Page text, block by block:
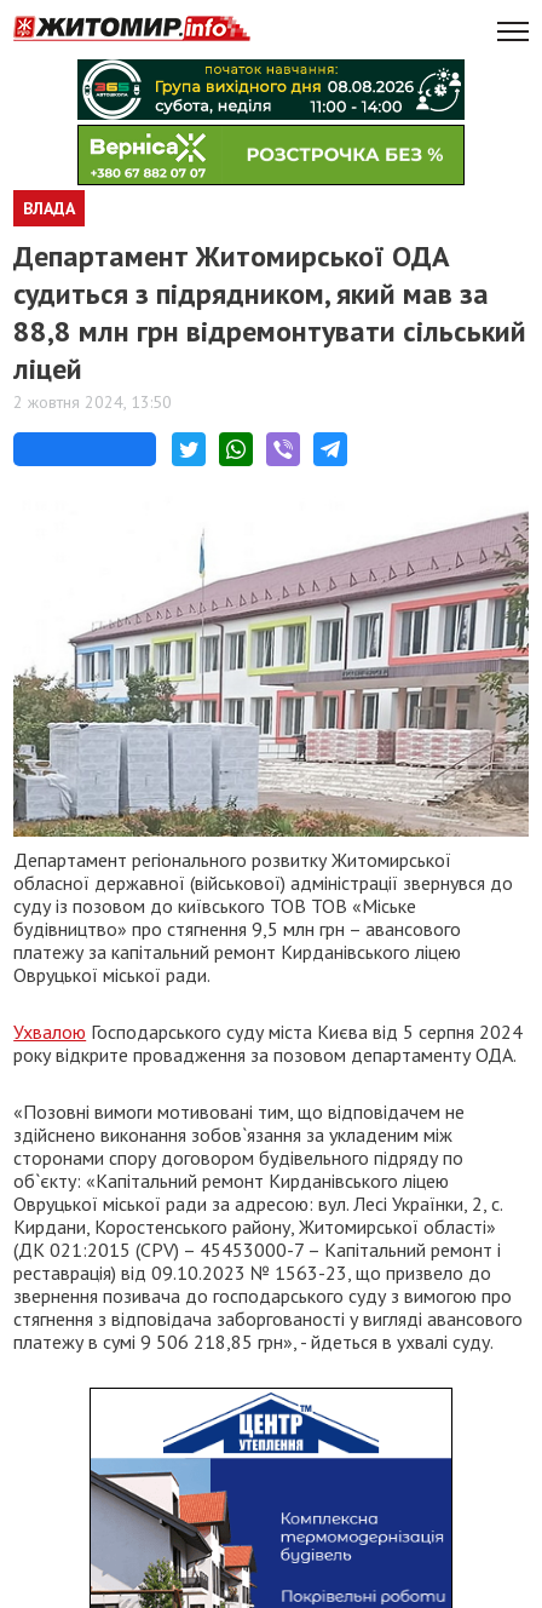
ВЛАДА
Департамент Житомирської ОДА
судиться з підрядником, який мав за
88,8 млн грн відремонтувати сільський
ліцей
2 жовтня 2024, 13:50
Департамент регіонального розвитку Житомирської
обласної державної (військової) адміністрації звернувся до
суду із позовом до київського ТОВ ТОВ «Міське
будівництво» про стягнення 9,5 млн грн – авансового
платежу за капітальний ремонт Кирданівського ліцею
Овруцької міської ради.
Ухвалою Господарського суду міста Києва від 5 серпня 2024
року відкрите провадження за позовом департаменту ОДА.
«Позовні вимоги мотивовані тим, що відповідачем не
здійснено виконання зобов`язання за укладеним між
сторонами спору договором будівельного підряду по
об`єкту: «Капітальний ремонт Кирданівського ліцею
Овруцької міської ради за адресою: вул. Лесі Українки, 2, с.
Кирдани, Коростенського району, Житомирської області»
(ДК 021:2015 (CPV) – 45453000-7 – Капітальний ремонт і
реставрація) від 09.10.2023 № 1563-23, що призвело до
звернення позивача до господарського суду з вимогою про
стягнення з відповідача заборгованості у вигляді авансового
платежу в сумі 9 506 218,85 грн», - йдеться в ухвалі суду.